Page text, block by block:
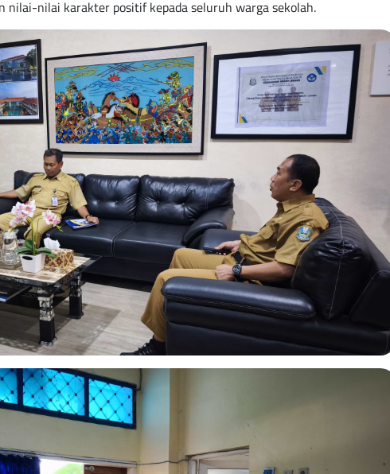
nilai-nilai karakter positif kepada seluruh warga sekolah.